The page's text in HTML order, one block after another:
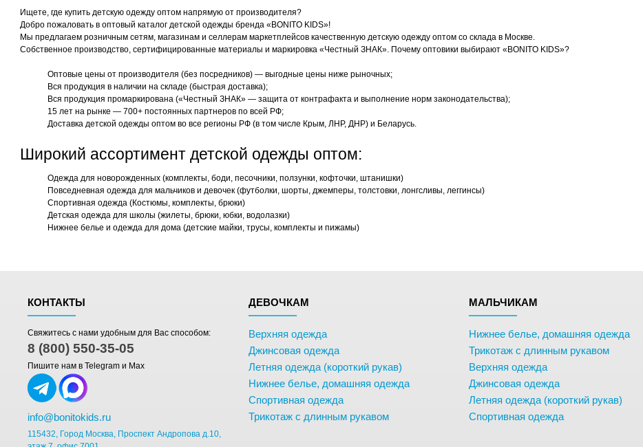
Ищете, где купить детскую одежду оптом напрямую от производителя?
Добро пожаловать в оптовый каталог детской одежды бренда «BONITO KIDS»!
Мы предлагаем розничным сетям, магазинам и селлерам маркетплейсов качественную детскую одежду оптом со склада в Москве.
Собственное производство, сертифицированные материалы и маркировка «Честный ЗНАК». Почему оптовики выбирают «BONITO KIDS»?
Оптовые цены от производителя (без посредников) — выгодные цены ниже рыночных;
Вся продукция в наличии на складе (быстрая доставка);
Вся продукция промаркирована («Честный ЗНАК» — защита от контрафакта и выполнение норм законодательства);
15 лет на рынке — 700+ постоянных партнеров по всей РФ;
Доставка детской одежды оптом во все регионы РФ (в том числе Крым, ЛНР, ДНР) и Беларусь.
Широкий ассортимент детской одежды оптом:
Одежда для новорожденных (комплекты, боди, песочники, ползунки, кофточки, штанишки)
Повседневная одежда для мальчиков и девочек (футболки, шорты, джемперы, толстовки, лонгсливы, леггинсы)
Спортивная одежда (Костюмы, комплекты, брюки)
Детская одежда для школы (жилеты, брюки, юбки, водолазки)
Нижнее белье и одежда для дома (детские майки, трусы, комплекты и пижамы)
КОНТАКТЫ
Свяжитесь с нами удобным для Вас способом:
8 (800) 550-35-05
Пишите нам в Telegram и Max
info@bonitokids.ru
115432, Город Москва, Проспект Андропова д.10,
ДЕВОЧКАМ
Верхняя одежда
Джинсовая одежда
Летняя одежда (короткий рукав)
Нижнее белье, домашняя одежда
Спортивная одежда
Трикотаж с длинным рукавом
МАЛЬЧИКАМ
Нижнее белье, домашняя одежда
Трикотаж с длинным рукавом
Верхняя одежда
Джинсовая одежда
Летняя одежда (короткий рукав)
Спортивная одежда